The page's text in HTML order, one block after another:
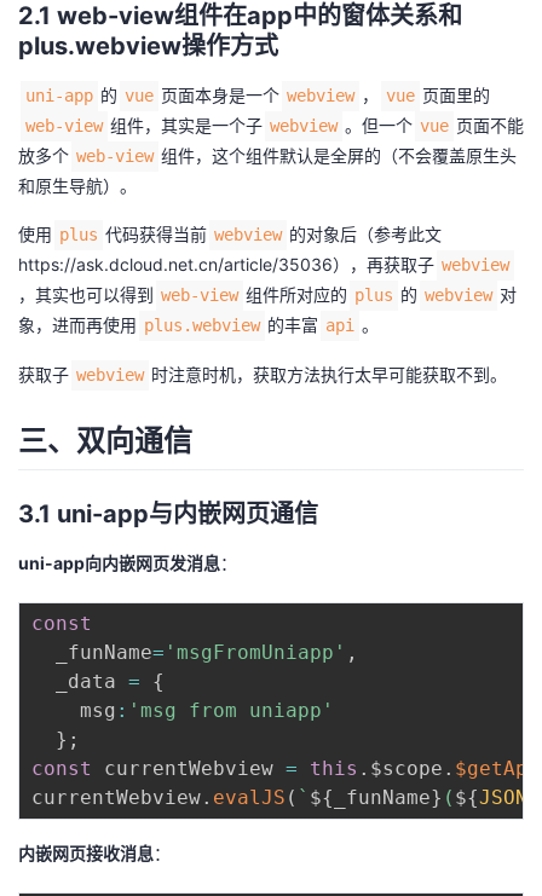
2.1 web-view组件在app中的窗体关系和
plus.webview操作方式
uni-app 的 vue 页面本身是一个 webview ， vue 页面里的
web-view 组件，其实是一个子 webview 。但一个 vue 页面不能
放多个 web-view 组件，这个组件默认是全屏的（不会覆盖原生头
和原生导航）。
使用 plus 代码获得当前 webview 的对象后（参考此文
https://ask.dcloud.net.cn/article/35036），再获取子 webview
，其实也可以得到 web-view 组件所对应的 plus 的 webview 对
象，进而再使用 plus.webview 的丰富 api 。
获取子 webview 时注意时机，获取方法执行太早可能获取不到。
三、双向通信
3.1 uni-app与内嵌网页通信
uni-app向内嵌网页发消息：
const
  _funName
= 'msgFromUniapp' ,
  _data
=
{
    msg
: 'msg from uniapp'
} ;
const
currentWebview = this . $scope .
currentWebview. evalJS ( ` ${ _funName} ( ${JSON
内嵌网页接收消息：